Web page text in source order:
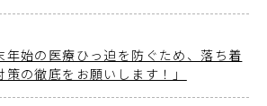
年始の医療ひっ迫を防ぐため、落ち着
の徹底をお願いします！」